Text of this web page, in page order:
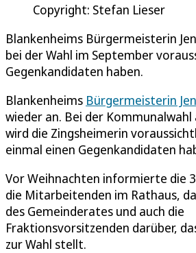
Copyright: Stefan Lieser
Blankenheims Bürgermeisterin
bei der Wahl im September
Gegenkandidaten haben.
Blankenheims Bürgermeisterin
wieder an. Bei der
wird die Zingsheimerin
einmal einen Gegenkandidaten
Vor Weihnachten informierte die
die Mitarbeitenden im Rathaus,
des Gemeinderates und auch die
Fraktionsvorsitzenden darüber,
zur Wahl stellt.